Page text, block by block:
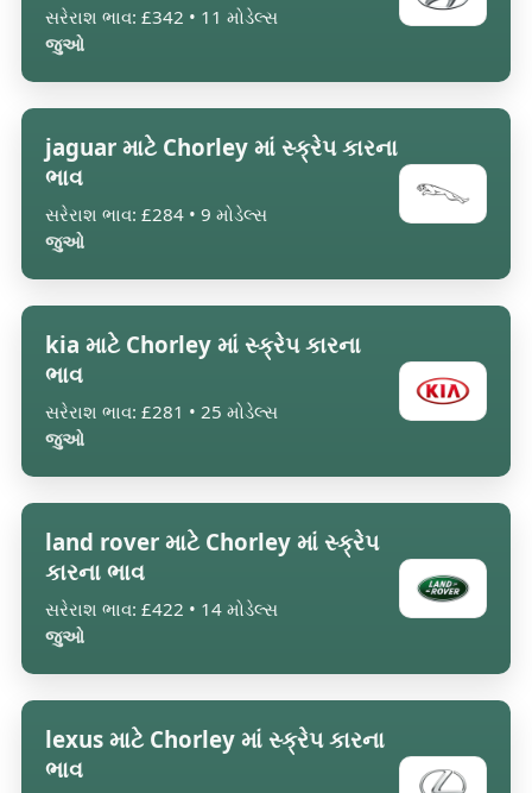
સરેરાશ ભાવ: £342 • 11 મોડેલ્સ
જુઓ
jaguar માટે Chorley માં સ્ક્રેપ કારના
ભાવ
સરેરાશ ભાવ: £284 • 9 મોડેલ્સ
જુઓ
kia માટે Chorley માં સ્ક્રેપ કારના
ભાવ
સરેરાશ ભાવ: £281 • 25 મોડેલ્સ
જુઓ
land rover માટે Chorley માં સ્ક્રેપ
કારના ભાવ
સરેરાશ ભાવ: £422 • 14 મોડેલ્સ
જુઓ
lexus માટે Chorley માં સ્ક્રેપ કારના
ભાવ